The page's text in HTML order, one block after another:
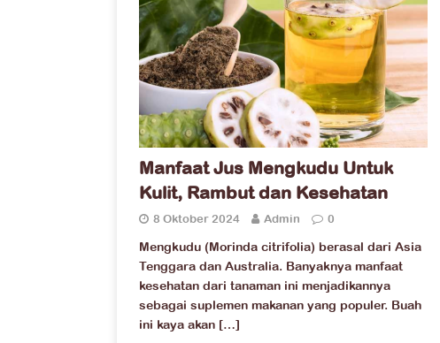
Manfaat Jus Mengkudu Untuk
Kulit, Rambut dan Kesehatan
8 Oktober 2024 Admin 0
Mengkudu (Morinda citrifolia) berasal dari Asia
Tenggara dan Australia. Banyaknya manfaat
kesehatan dari tanaman ini menjadikannya
sebagai suplemen makanan yang populer. Buah
ini kaya akan […]